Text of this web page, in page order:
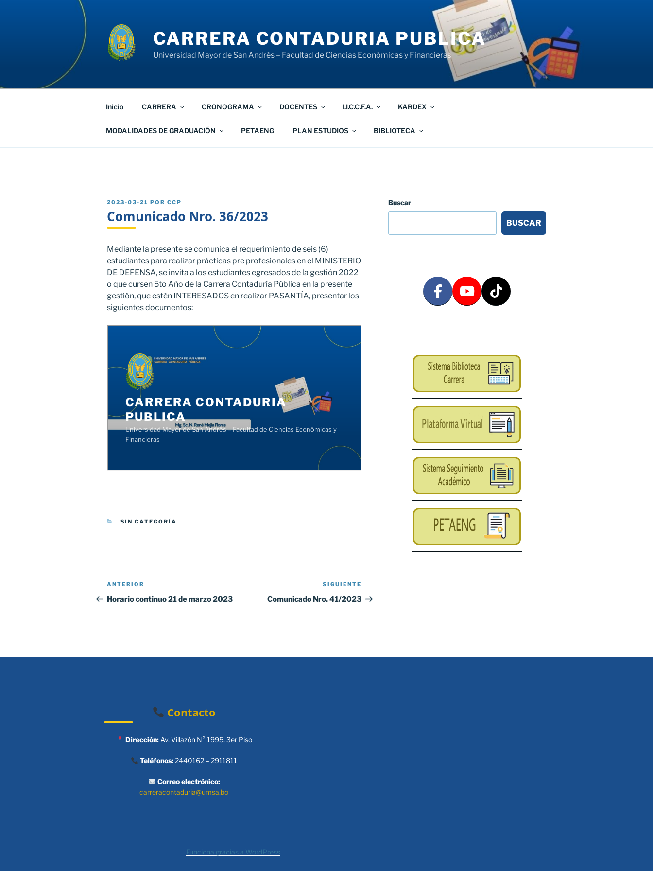
CARRERA CONTADURIA PUBLICA
Universidad Mayor de San Andrés – Facultad de Ciencias Económicas y Financieras
Inicio CARRERA CRONOGRAMA DOCENTES I.I.C.C.F.A. KARDEX
MODALIDADES DE GRADUACIÓN PETAENG PLAN ESTUDIOS BIBLIOTECA
PUBLICADO
2023-03-21 POR CCP
Comunicado Nro. 36/2023
Mediante la presente se comunica el requerimiento de seis (6)
estudiantes para realizar prácticas pre profesionales en el MINISTERIO
DE DEFENSA, se invita a los estudiantes egresados de la gestión 2022
o que cursen 5to Año de la Carrera Contaduría Pública en la presente
gestión, que estén INTERESADOS en realizar PASANTÍA, presentar los
siguientes documentos:
CATEGORÍAS
SIN CATEGORÍA
Navegación
de
Entrada
anterior:
ANTERIOR
Horario continuo 21 de marzo 2023
entrada
SIGUIENTE
Comunicado Nro. 41/2023
Buscar
BUSCAR
Contacto
Dirección:Av. Villazón N° 1995, 3er Piso
Teléfonos:2440162 – 2911811
Correo electrónico:
carreracontaduria@umsa.bo
Funciona gracias a WordPress